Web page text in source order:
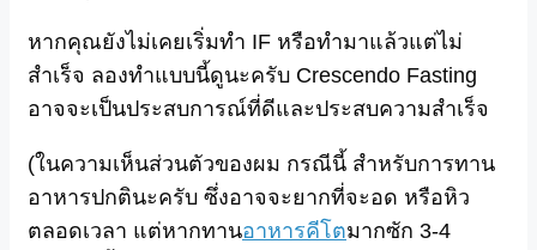
หากคุณยังไม่เคยเริ่มทำ IF หรือทำมาแล้วแต่ไม่
สำเร็จ ลองทำแบบนี้ดูนะครับ Crescendo Fasting
อาจจะเป็นประสบการณ์ที่ดีและประสบความสำเร็จ
(ในความเห็นส่วนตัวของผม กรณีนี้ สำหรับการทาน
อาหารปกตินะครับ ซึ่งอาจจะยากที่จะอด หรือหิว
ตลอดเวลา แต่หากทานอาหารคีโตมากซัก 3-4